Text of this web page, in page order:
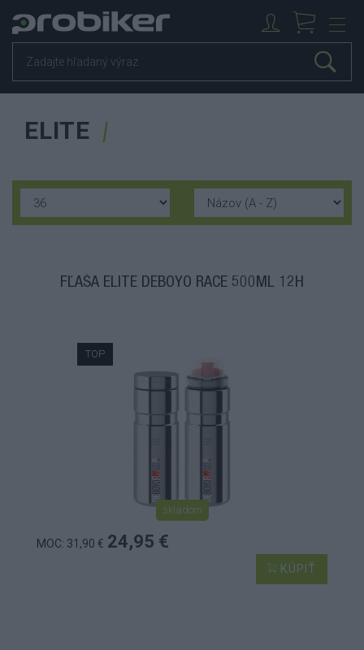
ELITE
FĽAŠA ELITE DEBOYO RACE 500ML 12H
TOP
skladom
MOC: 31,90 € 24,95 €
KÚPIŤ